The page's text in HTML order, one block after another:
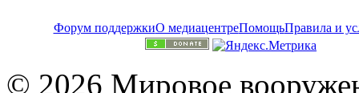
Форум поддержкиО медиацентреПомощьПравила и
© 2026 Мировое